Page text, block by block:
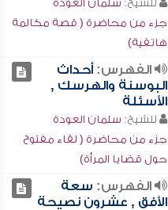
للشيخ: سلمان العودة
جزء من محاضرة ( قصة مكالمة
هاتفية)
الفهرس:أحداث
البوسنة والهرسك ,
الأسئلة
للشيخ: سلمان العودة
جزء من محاضرة ( لقاء مفتوح
حول قضايا المرأة)
الفهرس: سعة
الأفق , عشرون نصيحة